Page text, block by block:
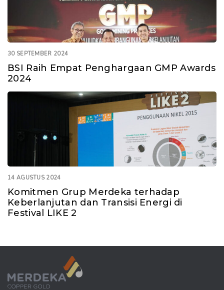
30 SEPTEMBER 2024
BSI Raih Empat Penghargaan GMP Awards
2024
14 AGUSTUS 2024
Komitmen Grup Merdeka terhadap
Keberlanjutan dan Transisi Energi di
Festival LIKE 2